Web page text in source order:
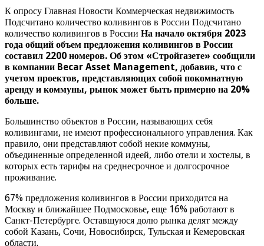
К опросу Главная Новости Коммерческая недвижимость
Подсчитано количество коливингов в России Подсчитано
количество коливингов в России На начало октября 2023
года общий объем предложения коливингов в России
составил 2200 номеров. Об этом «Стройгазете» сообщили
в компании Becar Asset Management, добавив, что с
учетом проектов, представляющих собой покомнатную
аренду и коммуны, рынок может быть примерно на 20%
больше.
Большинство объектов в России, называющих себя
коливингами, не имеют профессионального управления. Как
правило, они представляют собой некие коммуны,
объединенные определенной идеей, либо отели и хостелы, в
которых есть тарифы на среднесрочное и долгосрочное
проживание.
67% предложения коливингов в России приходится на
Москву и ближайшее Подмосковье, еще 16% работают в
Санкт-Петербурге. Оставшуюся долю рынка делят между
собой Казань, Сочи, Новосибирск, Тульская и Кемеровская
области.